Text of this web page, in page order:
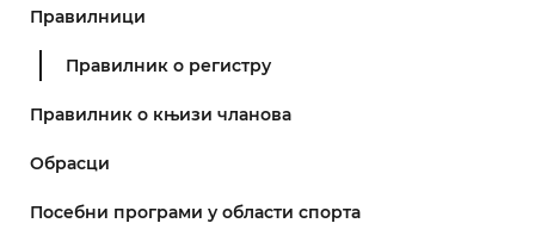
Правилници
Правилник о регистру
Правилник о књизи чланова
Обрасци
Посебни програми у области спорта